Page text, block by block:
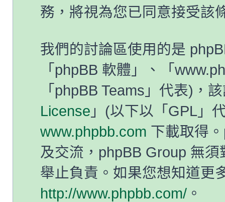
務，將視為您已同意接受該
我們的討論區使用的是
「phpBB 軟體」、「
「phpBB Teams」代表)，
License 」(以下以「GPL」
www.phpbb.com 下載取得
及交流，phpBB Group 無
舉止負責。如果您想知道更
http://www.phpbb.com/ 。